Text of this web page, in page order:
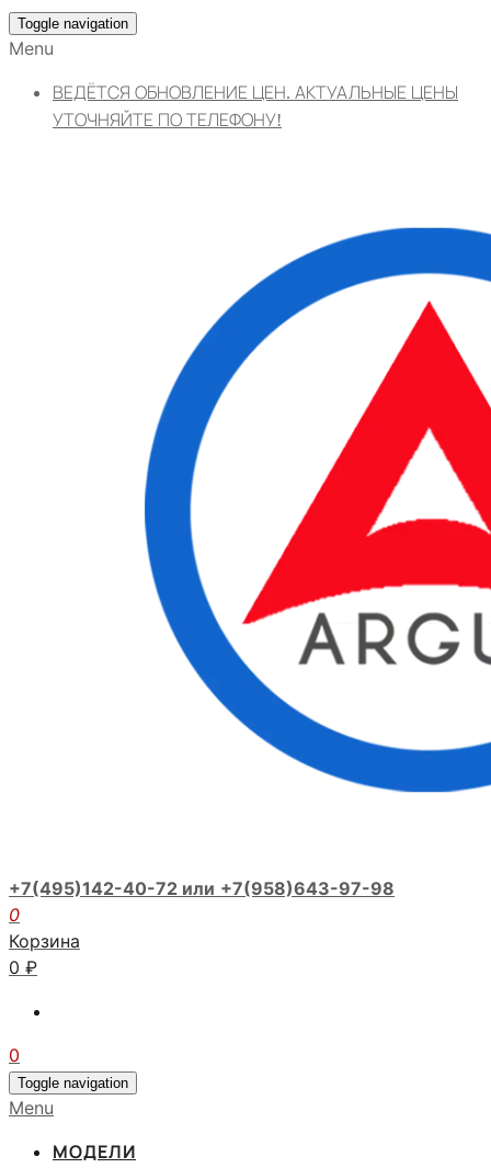
Toggle navigation
Menu
ВЕДЁТСЯ ОБНОВЛЕНИЕ ЦЕН. АКТУАЛЬНЫЕ ЦЕНЫ
УТОЧНЯЙТЕ ПО ТЕЛЕФОНУ!
+7(495)142-40-72 или +7(958)643-97-98
0
Корзина
0 ₽
0
Toggle navigation
Menu
МОДЕЛИ